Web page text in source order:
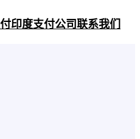
印度支付公司联系我们